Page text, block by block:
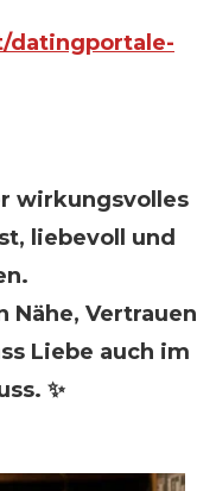
datingportale-
wirkungsvolles
liebevoll und
Nähe, Vertrauen
Liebe auch im
✨